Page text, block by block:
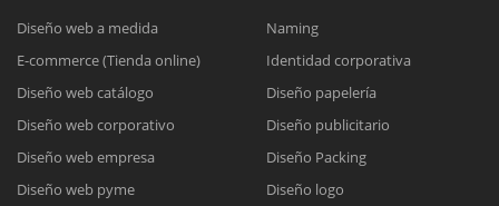
Diseño web a medida
E-commerce (Tienda online)
Diseño web catálogo
Diseño web corporativo
Diseño web empresa
Diseño web pyme
Naming
Identidad corporativa
Diseño papelería
Diseño publicitario
Diseño Packing
Diseño logo